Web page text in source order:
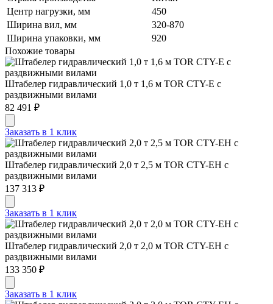
Центр нагрузки, мм
450
Ширина вил, мм
320-870
Ширина упаковки, мм
920
Похожие товары
Штабелер гидравлический 1,0 т 1,6 м TOR CTY-E с
раздвижными вилами
82 491 ₽
Заказать в 1 клик
Штабелер гидравлический 2,0 т 2,5 м TOR CTY-EH с
раздвижными вилами
137 313 ₽
Заказать в 1 клик
Штабелер гидравлический 2,0 т 2,0 м TOR CTY-EH с
раздвижными вилами
133 350 ₽
Заказать в 1 клик